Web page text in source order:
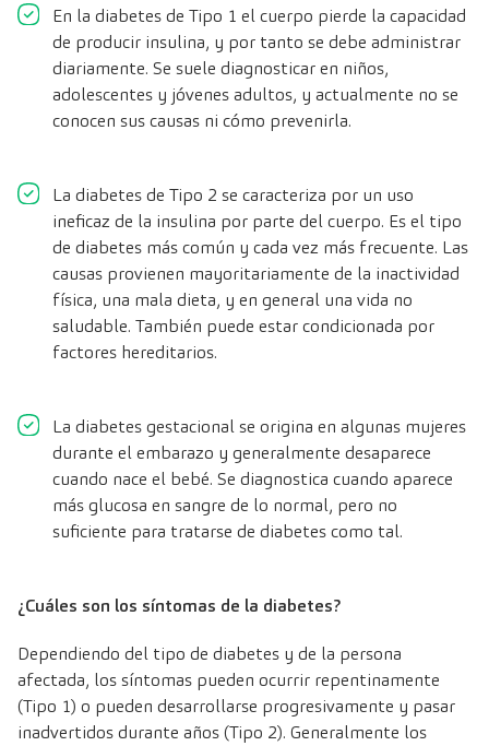
En la diabetes de Tipo 1 el cuerpo pierde la capacidad
de producir insulina, y por tanto se debe administrar
diariamente. Se suele diagnosticar en niños,
adolescentes y jóvenes adultos, y actualmente no se
conocen sus causas ni cómo prevenirla.
La diabetes de Tipo 2 se caracteriza por un uso
ineficaz de la insulina por parte del cuerpo. Es el tipo
de diabetes más común y cada vez más frecuente. Las
causas provienen mayoritariamente de la inactividad
física, una mala dieta, y en general una vida no
saludable. También puede estar condicionada por
factores hereditarios.
La diabetes gestacional se origina en algunas mujeres
durante el embarazo y generalmente desaparece
cuando nace el bebé. Se diagnostica cuando aparece
más glucosa en sangre de lo normal, pero no
suficiente para tratarse de diabetes como tal.
¿Cuáles son los síntomas de la diabetes?
Dependiendo del tipo de diabetes y de la persona
afectada, los síntomas pueden ocurrir repentinamente
(Tipo 1) o pueden desarrollarse progresivamente y pasar
inadvertidos durante años (Tipo 2). Generalmente los